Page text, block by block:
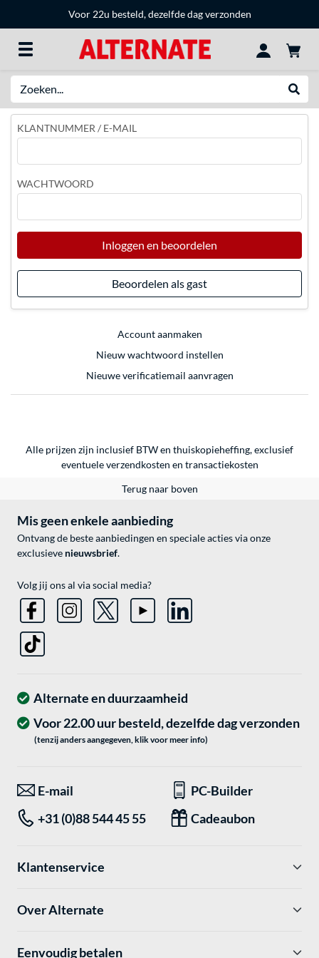
Voor 22u besteld, dezelfde dag verzonden
KLANTNUMMER / E-MAIL
WACHTWOORD
Inloggen en beoordelen
Beoordelen als gast
Account aanmaken
Nieuw wachtwoord instellen
Nieuwe verificatiemail aanvragen
Alle prijzen zijn inclusief BTW en thuiskopieheffing, exclusief
eventueleverzendkosten en transactiekosten
Terug naar boven
Mis geen enkele aanbieding
Ontvang de beste aanbiedingen en speciale acties via onze
exclusieve nieuwsbrief.
Volg jij ons al via social media?
Alternate en duurzaamheid
Voor 22.00 uur besteld, dezelfde dag verzonden
(tenzij anders aangegeven, klik voor meer info)
E-mail
PC-Builder
+31 (0)88 544 45 55
Cadeaubon
Klantenservice
Over Alternate
Eenvoudig betalen